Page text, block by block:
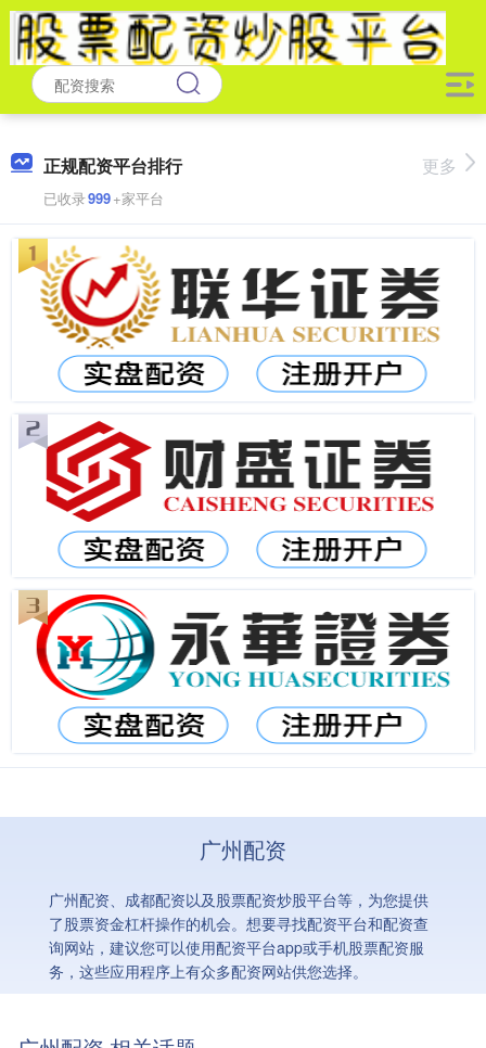
正规配资平台排行
已收录999+家平台
更多
广州配资
广州配资、成都配资以及股票配资炒股平台等，为您提供
了股票资金杠杆操作的机会。想要寻找配资平台和配资查
询网站，建议您可以使用配资平台app或手机股票配资服
务，这些应用程序上有众多配资网站供您选择。